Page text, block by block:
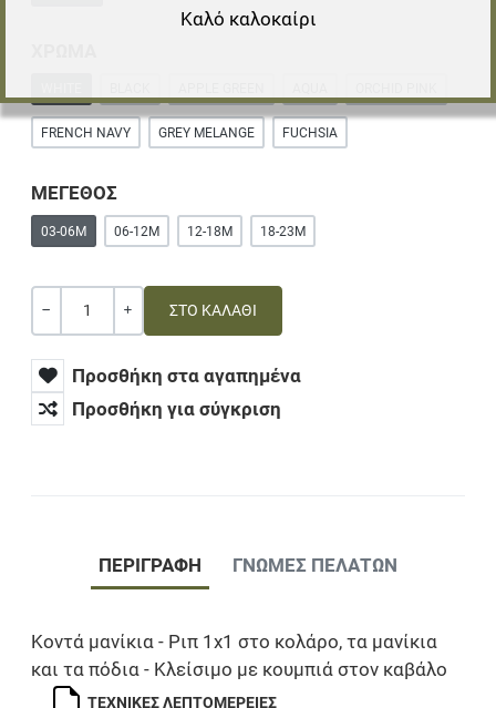
FRENCH NAVY GREY MELANGE FUCHSIA
ΜΕΓΕΘΟΣ
03-06M 06-12M 12-18M 18-23M
Ποσότητα
Προσθήκη στα αγαπημένα
Προσθήκη για σύγκριση
ΠΕΡΙΓΡΑΦΉ ΓΝΏΜΕΣ ΠΕΛΑΤΏΝ
Κοντά μανίκια - Ριπ 1x1 στο κολάρο, τα μανίκια
και τα πόδια - Κλείσιμο με κουμπιά στον καβάλο
ΤΕΧΝΙΚΈΣ ΛΕΠΤΟΜΈΡΕΙΕΣ
Καλό καλοκαίρι